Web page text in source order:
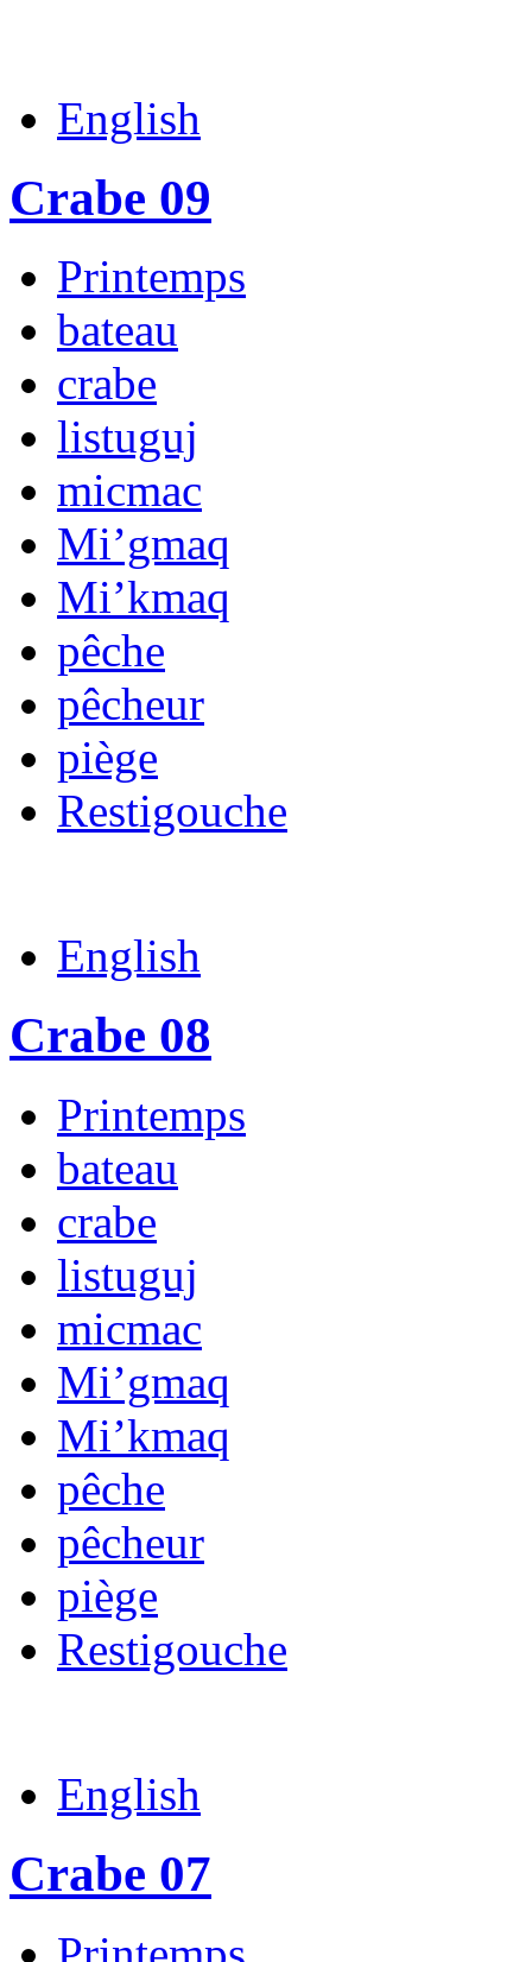
English
Crabe 09
Printemps
bateau
crabe
listuguj
micmac
Mi’gmaq
Mi’kmaq
pêche
pêcheur
piège
Restigouche
English
Crabe 08
Printemps
bateau
crabe
listuguj
micmac
Mi’gmaq
Mi’kmaq
pêche
pêcheur
piège
Restigouche
English
Crabe 07